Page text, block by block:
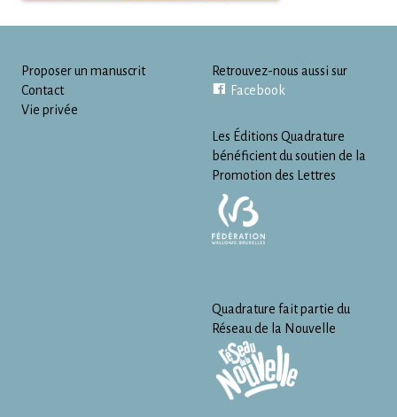
Proposer un manuscrit
Contact
Vie privée
Retrouvez-nous aussi sur
Facebook
Les Éditions Quadrature
bénéficient du soutien de la
Promotion des Lettres
Quadrature fait partie du
Réseau de la Nouvelle